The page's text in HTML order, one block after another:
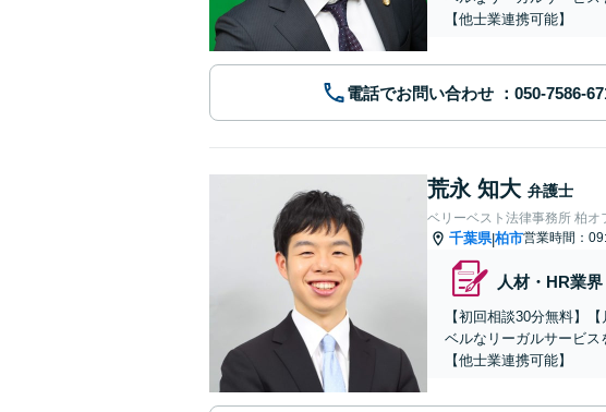
【他士業連携可能】
電話でお問い合わせ
荒永 知大 弁護士
ベリーベスト法律事務所 柏オ
千葉県|柏市営業時間：
人材・HR業界
【初回相談30分無料】
ベルなリーガルサービ
【他士業連携可能】